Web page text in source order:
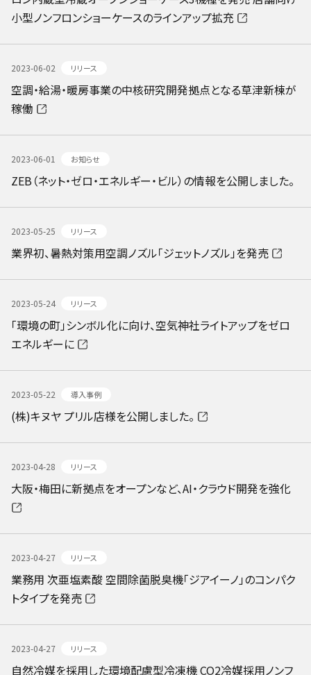
小型ノンフロンショーケースのラインアップ拡充
2023-06-02 リリース
空調・給湯・暖房事業の中核研究開発拠点となる草津新棟が
稼働
2023-06-01 お知らせ
ZEB（ネット・ゼロ・エネルギー・ビル）の情報を公開しました。
2023-05-25 リリース
業界初、暑熱対策用空調ノズル「ジェットノズル」を発売
2023-05-24 リリース
「環境の町」シンボル化に向け、空気神社ライトアップをゼロ
エネルギーに
2023-05-22 導入事例
(株)キヌヤ プリル店様を公開しました。
2023-04-28 リリース
大阪・梅田に新拠点をオープンなど、AI・クラウド開発を強化
2023-04-27 リリース
業務用 次亜塩素酸 空間除菌脱臭機「ジアイーノ」のコンパク
トタイプを発売
2023-04-27 リリース
自然冷媒を採用した環境配慮型冷凍機 CO2冷媒採用ノンフ